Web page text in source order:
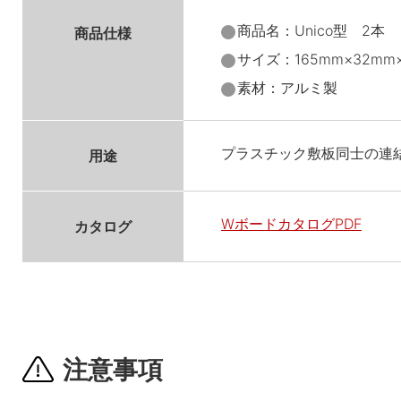
商品仕様
商品名：Unico型 2本
サイズ：
素材：アルミ製
用途 プラスチック敷板同士の連
カタログ WボードカタログPDF
注意事項